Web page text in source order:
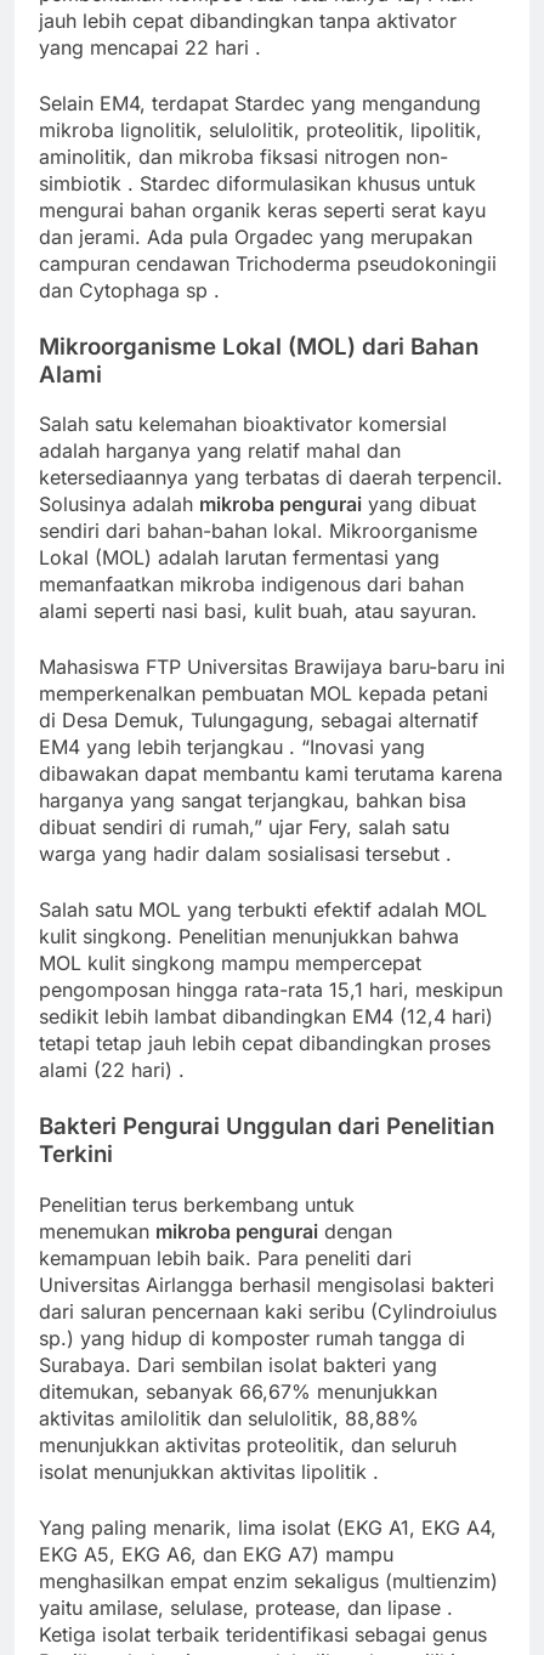
jauh lebih cepat dibandingkan tanpa aktivator
yang mencapai 22 hari .
Selain EM4, terdapat Stardec yang mengandung
mikroba lignolitik, selulolitik, proteolitik, lipolitik,
aminolitik, dan mikroba fiksasi nitrogen non-
simbiotik . Stardec diformulasikan khusus untuk
mengurai bahan organik keras seperti serat kayu
dan jerami. Ada pula Orgadec yang merupakan
campuran cendawan Trichoderma pseudokoningii
dan Cytophaga sp .
Mikroorganisme Lokal (MOL) dari Bahan
Alami
Salah satu kelemahan bioaktivator komersial
adalah harganya yang relatif mahal dan
ketersediaannya yang terbatas di daerah terpencil.
Solusinya adalah mikroba pengurai yang dibuat
sendiri dari bahan-bahan lokal. Mikroorganisme
Lokal (MOL) adalah larutan fermentasi yang
memanfaatkan mikroba indigenous dari bahan
alami seperti nasi basi, kulit buah, atau sayuran.
Mahasiswa FTP Universitas Brawijaya baru-baru ini
memperkenalkan pembuatan MOL kepada petani
di Desa Demuk, Tulungagung, sebagai alternatif
EM4 yang lebih terjangkau . “Inovasi yang
dibawakan dapat membantu kami terutama karena
harganya yang sangat terjangkau, bahkan bisa
dibuat sendiri di rumah,” ujar Fery, salah satu
warga yang hadir dalam sosialisasi tersebut .
Salah satu MOL yang terbukti efektif adalah MOL
kulit singkong. Penelitian menunjukkan bahwa
MOL kulit singkong mampu mempercepat
pengomposan hingga rata-rata 15,1 hari, meskipun
sedikit lebih lambat dibandingkan EM4 (12,4 hari)
tetapi tetap jauh lebih cepat dibandingkan proses
alami (22 hari) .
Bakteri Pengurai Unggulan dari Penelitian
Terkini
Penelitian terus berkembang untuk
menemukan mikroba pengurai dengan
kemampuan lebih baik. Para peneliti dari
Universitas Airlangga berhasil mengisolasi bakteri
dari saluran pencernaan kaki seribu (Cylindroiulus
sp.) yang hidup di komposter rumah tangga di
Surabaya. Dari sembilan isolat bakteri yang
ditemukan, sebanyak 66,67% menunjukkan
aktivitas amilolitik dan selulolitik, 88,88%
menunjukkan aktivitas proteolitik, dan seluruh
isolat menunjukkan aktivitas lipolitik .
Yang paling menarik, lima isolat (EKG A1, EKG A4,
EKG A5, EKG A6, dan EKG A7) mampu
menghasilkan empat enzim sekaligus (multienzim)
yaitu amilase, selulase, protease, dan lipase .
Ketiga isolat terbaik teridentifikasi sebagai genus